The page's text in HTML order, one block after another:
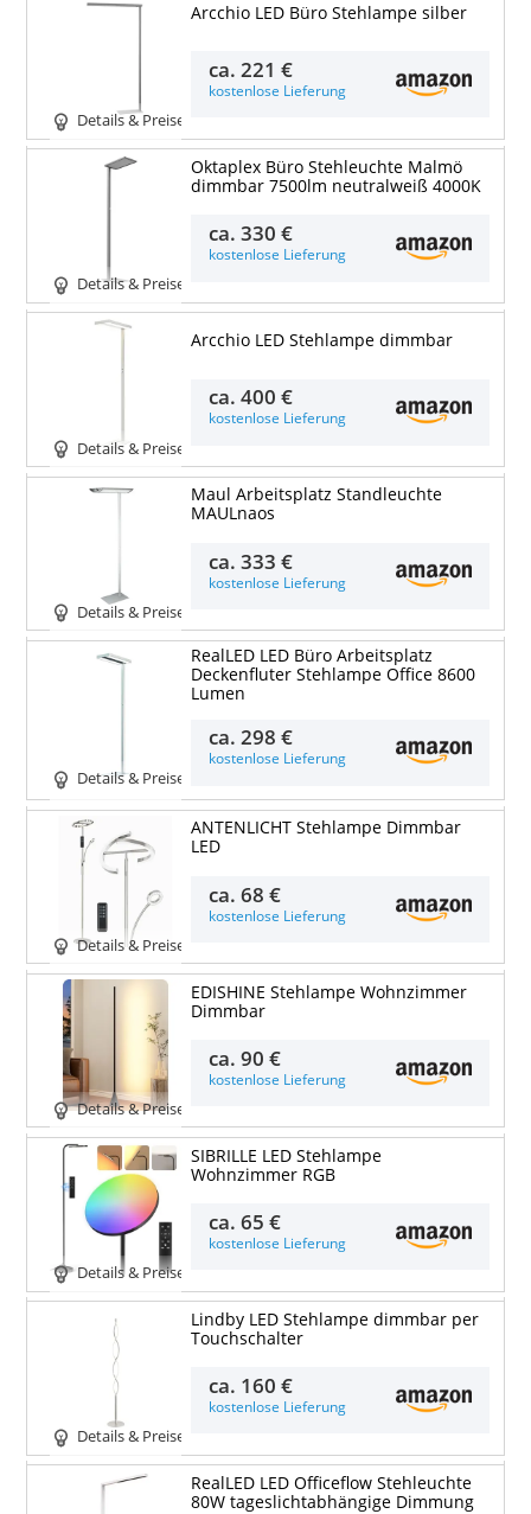
Details & Preise
Arcchio LED Büro Stehlampe silber
ca.221 €
kostenlose Lieferung
Details & Preise
Oktaplex Büro Stehleuchte Malmö
dimmbar 7500lm neutralweiß 4000K
ca.330 €
kostenlose Lieferung
Details & Preise
Arcchio LED Stehlampe dimmbar
ca.400 €
kostenlose Lieferung
Details & Preise
Maul Arbeitsplatz Standleuchte
MAULnaos
ca.333 €
kostenlose Lieferung
Details & Preise
RealLED LED Büro Arbeitsplatz
Deckenfluter Stehlampe Office 8600
Lumen
ca.298 €
kostenlose Lieferung
Details & Preise
ANTENLICHT Stehlampe Dimmbar
LED
ca.68 €
kostenlose Lieferung
Details & Preise
EDISHINE Stehlampe Wohnzimmer
Dimmbar
ca.90 €
kostenlose Lieferung
Details & Preise
SIBRILLE LED Stehlampe
Wohnzimmer RGB
ca.65 €
kostenlose Lieferung
Details & Preise
Lindby LED Stehlampe dimmbar per
Touchschalter
ca. 160 €
kostenlose Lieferung
RealLED LED Officeflow Stehleuchte
80W tageslichtabhängige Dimmung